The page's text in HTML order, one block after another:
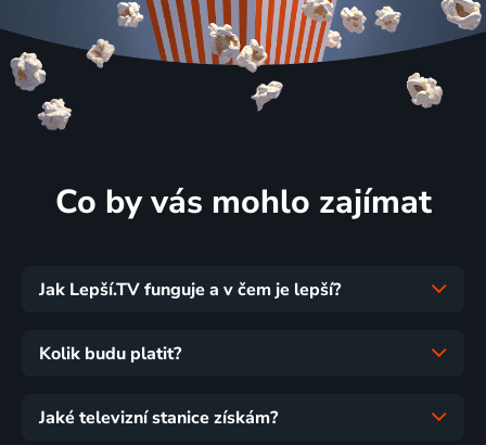
Co by vás mohlo zajímat
Jak Lepší.TV funguje a v čem je lepší?
Kolik budu platit?
Jaké televizní stanice získám?